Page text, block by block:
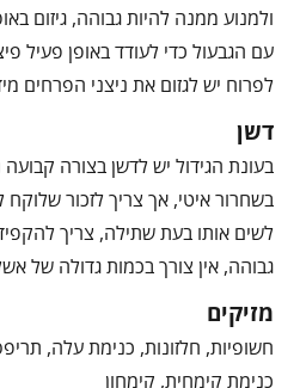
ולמנוע ממנה להיות גבוהה, גיזום
עם הגבעול כדי לעודד באופן פעיל
לפרוח יש לגזום את ניצני הפרחים
דשן
בעונת הגידול יש לדשן בצורה
בשחרור איטי, אך צריך לזכור שלוקח
לשים אותו בעת שתילה, צריך
גבוהה, אין צורך בכמות גדולה של
מזיקים
חשופיות, חלזונות, כנימת עלה,
כנימת קימחית, קימחון